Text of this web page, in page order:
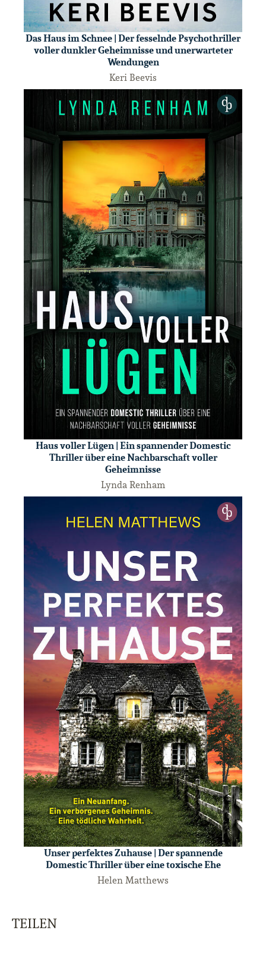
Das Haus im Schnee | Der fesselnde Psychothriller
voller dunkler Geheimnisse und unerwarteter
Wendungen
Keri Beevis
Haus voller Lügen | Ein spannender Domestic
Thriller über eine Nachbarschaft voller
Geheimnisse
Lynda Renham
Unser perfektes Zuhause | Der spannende
Domestic Thriller über eine toxische Ehe
Helen Matthews
TEILEN